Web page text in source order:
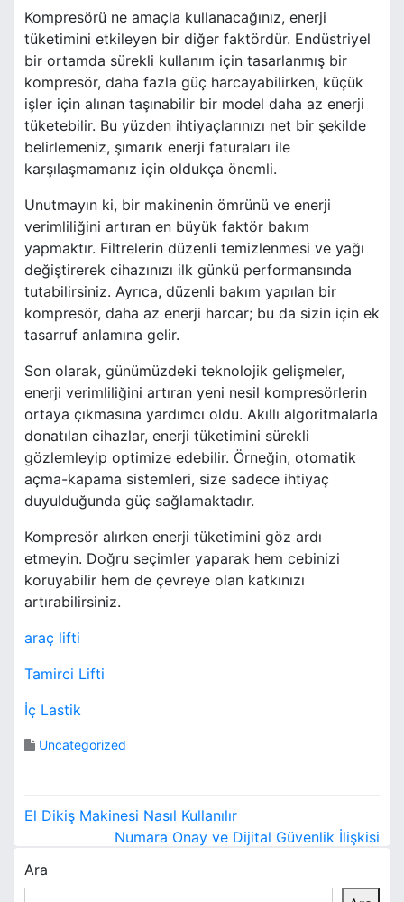
Kompresörü ne amaçla kullanacağınız, enerji
tüketimini etkileyen bir diğer faktördür. Endüstriyel
bir ortamda sürekli kullanım için tasarlanmış bir
kompresör, daha fazla güç harcayabilirken, küçük
işler için alınan taşınabilir bir model daha az enerji
tüketebilir. Bu yüzden ihtiyaçlarınızı net bir şekilde
belirlemeniz, şımarık enerji faturaları ile
karşılaşmamanız için oldukça önemli.
Unutmayın ki, bir makinenin ömrünü ve enerji
verimliliğini artıran en büyük faktör bakım
yapmaktır. Filtrelerin düzenli temizlenmesi ve yağı
değiştirerek cihazınızı ilk günkü performansında
tutabilirsiniz. Ayrıca, düzenli bakım yapılan bir
kompresör, daha az enerji harcar; bu da sizin için ek
tasarruf anlamına gelir.
Son olarak, günümüzdeki teknolojik gelişmeler,
enerji verimliliğini artıran yeni nesil kompresörlerin
ortaya çıkmasına yardımcı oldu. Akıllı algoritmalarla
donatılan cihazlar, enerji tüketimini sürekli
gözlemleyip optimize edebilir. Örneğin, otomatik
açma-kapama sistemleri, size sadece ihtiyaç
duyulduğunda güç sağlamaktadır.
Kompresör alırken enerji tüketimini göz ardı
etmeyin. Doğru seçimler yaparak hem cebinizi
koruyabilir hem de çevreye olan katkınızı
artırabilirsiniz.
araç lifti
Tamirci Lifti
İç Lastik
Uncategorized
Y
z
El Dikiş Makinesi Nasıl Kullanılır
Numara Onay ve Dijital Güvenlik İlişkisi
Ara